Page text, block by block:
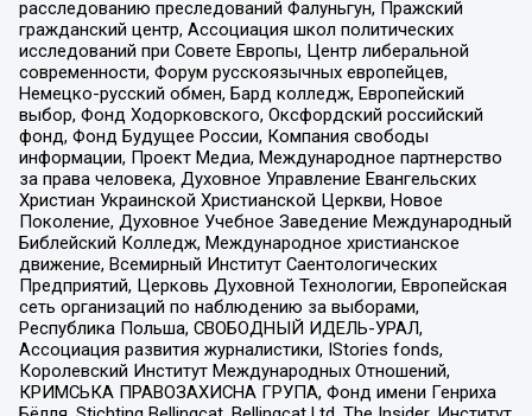
расследованию преследований Фалуньгун, Пражский
гражданский центр, Ассоциация школ политических
исследований при Совете Европы, Центр либеральной
современности, Форум русскоязычных европейцев,
Немецко-русский обмен, Бард колледж, Европейский
выбор, Фонд Ходорковского, Оксфордский российский
фонд, Фонд Будущее России, Компания свободы
информации, Проект Медиа, Международное партнерство
за права человека, Духовное Управление Евангельских
Христиан Украинской Христианской Церкви, Новое
Поколение, Духовное Учебное Заведение Международный
Библейский Колледж, Международное христианское
движение, Всемирный Институт Саентологических
Предприятий, Церковь Духовной Технологии, Европейская
сеть организаций по наблюдению за выборами,
Республика Польша, СВОБОДНЫЙ ИДЕЛЬ-УРАЛ,
Ассоциация развития журналистики, IStories fonds,
Королевский Институт Международных Отношений,
КРИМСЬКА ПРАВОЗАХИСНА ГРУПА, Фонд имени Генриха